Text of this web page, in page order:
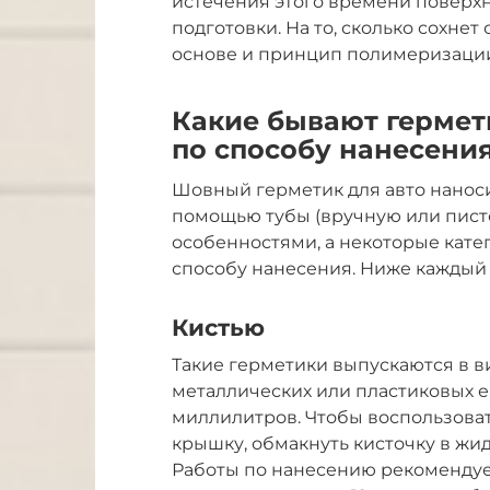
подготовки. На то, сколько
основе и принцип
Какие бывают
по способу
Шовный герметик для авто
помощью тубы (вручную или
особенностями, а некоторые
способу нанесения. Ниже каждый
Кистью
Такие герметики выпускаются в
металлических или пластиковых
миллилитров. Чтобы
крышку, обмакнуть кисточку в
Работы по нанесению